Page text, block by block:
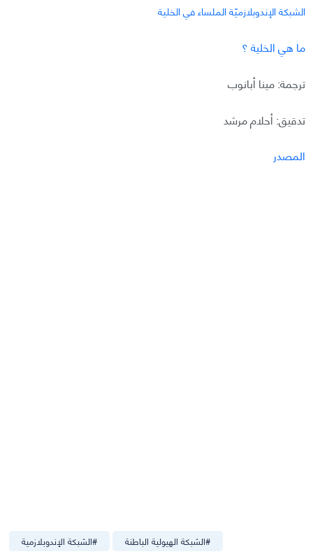
الشبكة الإندوبلازميّة الملساء في الخلية
ما هي الخلية ؟
ترجمة: مينا أبانوب
تدقيق: أحلام مرشد
المصدر
#الشبكة الإندوبلازمية #الشبكة الهيولية الباطنة